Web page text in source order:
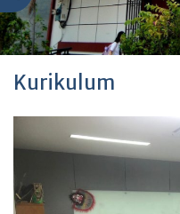
Kurikulum